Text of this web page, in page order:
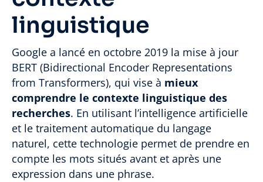
linguistique
Google a lancé en octobre 2019 la mise à jour
BERT (Bidirectional Encoder Representations
from Transformers), qui vise à mieux
comprendre le contexte linguistique des
recherches. En utilisant l’intelligence artificielle
et le traitement automatique du langage
naturel, cette technologie permet de prendre en
compte les mots situés avant et après une
expression dans une phrase.